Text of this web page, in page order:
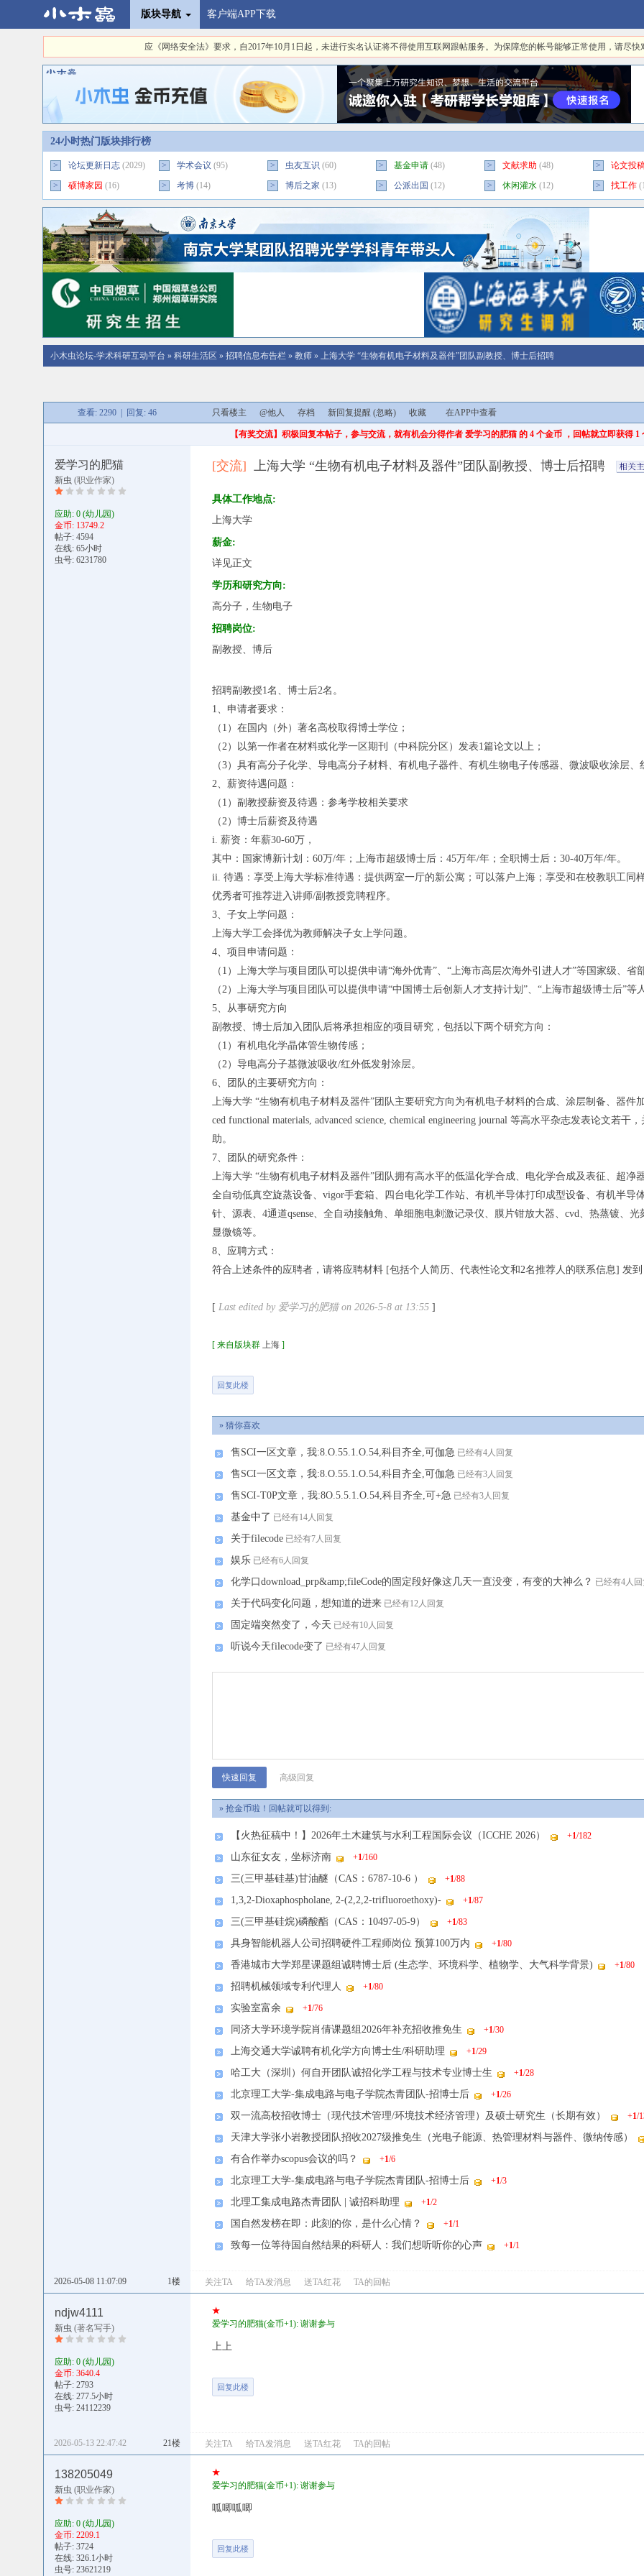
版块导航 客户端APP下载
应《网络安全法》要求，自2017年10月1日起，未进行实名认证将不得使用互联网跟帖服务。为保障您的帐号能够正常使用，请尽
24小时热门版块排行榜
> 论坛更新日志(2029) > 学术会议 (95) > 虫友互识 (60) > 基金申请(48) > 文献求助 (48) >
论文投
>
硕博家园 (16) > 考博(14) > 博后之家 (13) > 公派出国 (12) > 休闲灌水(12) > 找工作
小木虫论坛-学术科研互动平台 » 科研生活区 » 招聘信息布告栏» 教师» 上海大学 “生物有机电子材料及器件”团队副教授、博士后招聘
查看: 2290 | 回复: 46 只看楼主 @他人 存档 新回复提醒 (忽略) 收藏 在APP中查看
【有奖交流】积极回复本帖子，参与交流，就有机会分得作者 爱学习的肥猫 的 4 个金币 ，回帖就立即获得 1
爱学习的肥猫
新虫 (职业作家)
应助: 0 (幼儿园)
金币: 13749.2
帖子: 4594
在线: 65小时
虫号: 6231780
[交流] 上海大学 “生物有机电子材料及器件”团队副教授、博士后招聘
具体工作地点:
上海大学
薪金:
详见正文
学历和研究方向:
高分子，生物电子
招聘岗位:
副教授、博后
招聘副教授1名、博士后2名。
1、申请者要求：
（1）在国内（外）著名高校取得博士学位；
（2）以第一作者在材料或化学一区期刊（中科院分区）发表1篇论文以上；
（3）具有高分子化学、导电高分子材料、有机电子器件、有机生物电子传感器、微波吸收涂层
2、薪资待遇问题：
（1）副教授薪资及待遇：参考学校相关要求
（2）博士后薪资及待遇
i. 薪资：年薪30-60万，
其中：国家博新计划：60万/年；上海市超级博士后：45万年/年；全职博士后：30-40万年/年。
ii. 待遇：享受上海大学标准待遇：提供两室一厅的新公寓；可以落户上海；享受和在校教职工同
优秀者可推荐进入讲师/副教授竞聘程序。
3、子女上学问题：
上海大学工会择优为教师解决子女上学问题。
4、项目申请问题：
（1）上海大学与项目团队可以提供申请“海外优青”、“上海市高层次海外引进人才”等国家级、省
（2）上海大学与项目团队可以提供申请“中国博士后创新人才支持计划”、“上海市超级博士后”等
5、从事研究方向
副教授、博士后加入团队后将承担相应的项目研究，包括以下两个研究方向：
（1）有机电化学晶体管生物传感；
（2）导电高分子基微波吸收/红外低发射涂层。
6、团队的主要研究方向：
上海大学 “生物有机电子材料及器件”团队主要研究方向为有机电子材料的合成、涂层制备、器件
ced functional materials, advanced science, chemical engineering journal 等高水平杂志发表论文若
助。
7、团队的研究条件：
上海大学 “生物有机电子材料及器件”团队拥有高水平的低温化学合成、电化学合成及表征、超
全自动低真空旋蒸设备、vigor手套箱、四台电化学工作站、有机半导体打印成型设备、有机半导
针、源表、4通道qsense、全自动接触角、单细胞电刺激记录仪、膜片钳放大器、cvd、热蒸镀、
显微镜等。
8、应聘方式：
符合上述条件的应聘者，请将应聘材料 [包括个人简历、代表性论文和2名推荐人的联系信息] 发
[ Last edited by 爱学习的肥猫 on 2026-5-8 at 13:55 ]
[ 来自版块群 上海]
回复此楼
» 猜你喜欢
售SCI一区文章，我:8.O.55.1.O.54,科目齐全,可伽急 已经有4人回复
售SCI一区文章，我:8.O.55.1.O.54,科目齐全,可伽急 已经有3人回复
售SCI-T0P文章，我:8O.5.5.1.O.54,科目齐全,可+急 已经有3人回复
基金中了 已经有14人回复
关于filecode 已经有7人回复
娱乐 已经有6人回复
化学口download_prp&amp;fileCode的固定段好像这几天一直没变，有变的大神么？ 已经有4人回
关于代码变化问题，想知道的进来 已经有12人回复
固定端突然变了，今天 已经有10人回复
听说今天filecode变了 已经有47人回复
高级回复
» 抢金币啦！回帖就可以得到:
【火热征稿中！】2026年土木建筑与水利工程国际会议（ICCHE 2026） +1/182
山东征女友，坐标济南 +1/160
三(三甲基硅基)甘油醚（CAS：6787-10-6 ） +1/88
1,3,2-Dioxaphospholane, 2-(2,2,2-trifluoroethoxy)- +1/87
三(三甲基硅烷)磷酸酯（CAS：10497-05-9） +1/83
具身智能机器人公司招聘硬件工程师岗位 预算100万内 +1/80
香港城市大学郑星课题组诚聘博士后 (生态学、环境科学、植物学、大气科学背景) +1/80
招聘机械领域专利代理人 +1/80
实验室富余 +1/76
同济大学环境学院肖倩课题组2026年补充招收推免生 +1/30
上海交通大学诚聘有机化学方向博士生/科研助理 +1/29
哈工大（深圳）何自开团队诚招化学工程与技术专业博士生 +1/28
北京理工大学-集成电路与电子学院杰青团队-招博士后 +1/26
双一流高校招收博士（现代技术管理/环境技术经济管理）及硕士研究生（长期有效） +1/
天津大学张小岩教授团队招收2027级推免生（光电子能源、热管理材料与器件、微纳传感）
有合作举办scopus会议的吗？
+1/6
北京理工大学-集成电路与电子学院杰青团队-招博士后 +1/3
北理工集成电路杰青团队 | 诚招科助理 +1/2
国自然发榜在即：此刻的你，是什么心情？ +1/1
致每一位等待国自然结果的科研人：我们想听听你的心声 +1/1
1楼
2026-05-08 11:07:09 关注TA 给TA发消息 送TA红花 TA的回帖
ndjw4111
新虫 (著名写手)
应助: 0 (幼儿园)
金币: 3640.4
帖子: 2793
在线: 277.5小时
虫号: 24112239
★
爱学习的肥猫(金币+1): 谢谢参与
上上
回复此楼
21楼
2026-05-13 22:47:42 关注TA 给TA发消息 送TA红花 TA的回帖
138205049
新虫 (职业作家)
应助: 0 (幼儿园)
金币: 2209.1
帖子: 3724
在线: 326.1小时
虫号: 23621219
★
爱学习的肥猫(金币+1): 谢谢参与
呱唧呱唧
回复此楼